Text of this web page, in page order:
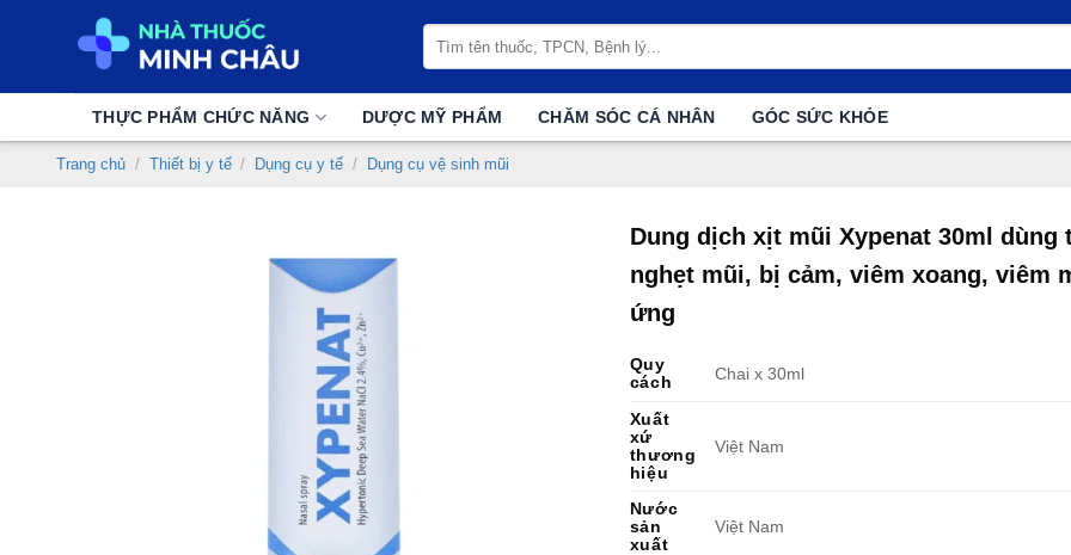
kiếm:
THỰC PHẨM CHỨC NĂNG DƯỢC MỸ PHẨM CHĂM SÓC CÁ NHÂN GÓC SỨC KHỎE
Trang chủ / Thiết bị y tế / Dụng cụ y tế / Dụng cụ vệ sinh mũi
Dung dịch xịt mũi Xypenat 30ml dùng
nghẹt mũi, bị cảm, viêm xoang, viêm
ứng
Quy
cách
Chai x 30ml
Xuất
xứ
thương
hiệu
Việt Nam
Nước
sản
xuất
Việt Nam